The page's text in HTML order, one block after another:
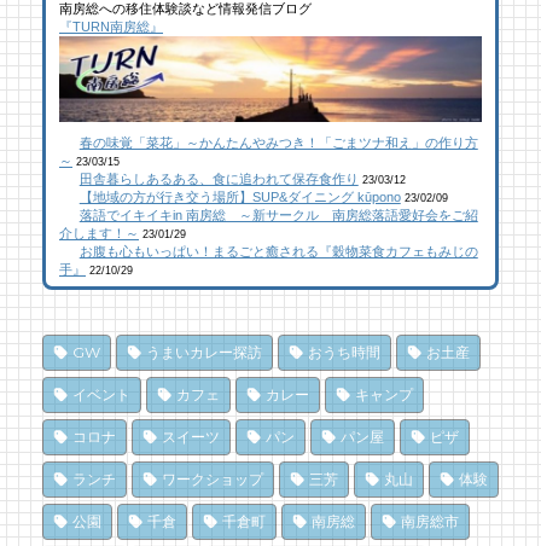
館山にオープン！地域の素材からはじめる物
作り工房
25 views
|by なべたゆかり
【コラボ】ジビエも揃う、鮮度抜群の南房総
おさかなセンター【安房國テレビ】
23 views|byなべたゆかり
南房総こんな素敵な所があった！| かじか橋
20 views|byCAT SEA KURO
海辺のナポリターノピザ「Goccia(ゴッチ
15 views|byMitchi3
乗馬初心者の私でも、海辺を楽しく散策でき
た！ 乗馬体験レポート
15 views | byなべたゆかり
ドライブ休憩にオススメ！「とみうら元気倶
ブルーベリー狩りに行ってきた！「コロコロ
農園 庄兵衛」千倉町
111 views
|by 原みりか
館山にオープン！地域の素材からはじめる物
作り工房
109 views|byなべたゆかり
南房総こんな素敵な所があった！| かじか橋
101 views|byCAT SEA KURO
【コラボ】ジビエも揃う、鮮度抜群の南房総
おさかなセンター【安房國テレビ】
84 views|byなべたゆかり
乗馬初心者の私でも、海辺を楽しく散策でき
た！ 乗馬体験レポート
75 views | byなべたゆかり
夏のごほうびにこだわりのかき氷を風菓堂で
似顔絵ケーキに感動！館山のケーキ屋さん
「プチ アンジュ」
17,148 views| by福美
南房総パン屋めぐり【２】
橋本屋製パン店（館山市）
12,847 views|bychoco-love
南房総こんな素敵な所があった！| かじか橋
12,021 views|byCAT SEA KURO
南房総の海を食らう！天然ところてん専門店
「ところてん小屋 青木」
10,866 views|by原みりか
南房総パン屋めぐり【3】石窯パン工房そろ
そろ（鴨川市）前編パン
10,837 views| by choco-love
南房総パン屋めぐり【１】
南房総への移住体験談など情報発信ブログ
『TURN南房総』
春の味覚「菜花」～かんたんやみつき！「ごまツナ和え」の作り方
～ 23/03/15
田舎暮らしあるある、食に追われて保存食作り 23/03/12
【地域の方が行き交う場所】SUP&ダイニング kūpono 23/02/09
落語でイキイキin 南房総 ～新サークル 南房総落語愛好会をご紹
介します！～ 23/01/29
お腹も心もいっぱい！まるごと癒される『穀物菜食カフェもみじの
手』
22/10/29
GW うまいカレー探訪 おうち時間 お土産
イベント カフェ カレー キャンプ
コロナ スイーツ パン パン屋 ピザ
ランチ ワークショップ 三芳 丸山 体験
公園 千倉 千倉町 南房総 南房総市